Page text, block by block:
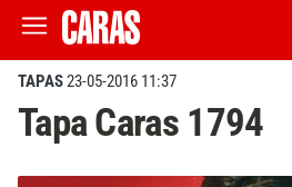
TAPAS23-05-2016 11:37
Tapa Caras 1794